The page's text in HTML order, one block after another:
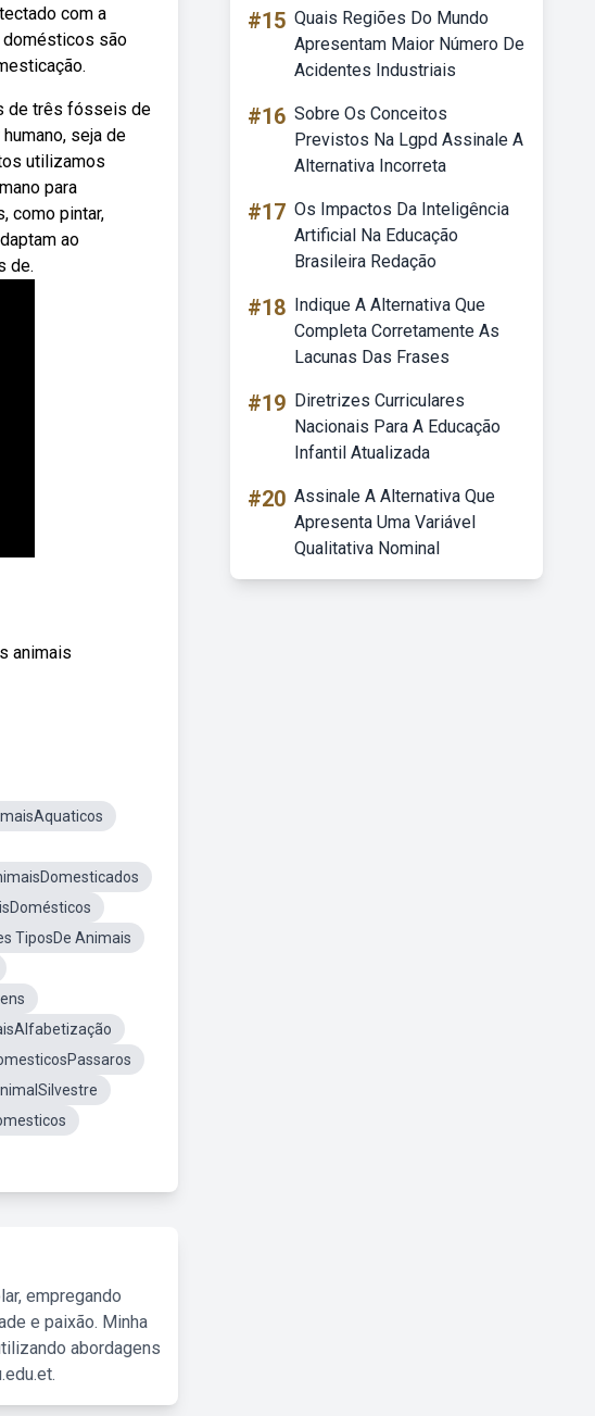
com a
domésticos são
de três fósseis de
seja de
utilizamos
para
como pintar,
ao
de.
animais
TiposDe Animais
empregando
e paixão. Minha
abordagens
#15 Quais Regiões Do Mundo
Apresentam Maior Número De
Acidentes Industriais
#16 Sobre Os Conceitos
Previstos Na Lgpd Assinale A
Alternativa Incorreta
#17 Os Impactos Da Inteligência
Artificial Na Educação
Brasileira Redação
#18 Indique A Alternativa Que
Completa Corretamente As
Lacunas Das Frases
#19 Diretrizes Curriculares
Nacionais Para A Educação
Infantil Atualizada
#20 Assinale A Alternativa Que
Apresenta Uma Variável
Qualitativa Nominal